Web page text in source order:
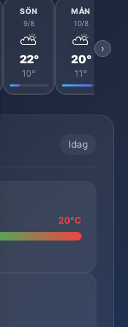
SÖN
9/8
⛅
22°
10°
MÅN
10/8
⛅
20°
11°
›
Idag
20°C